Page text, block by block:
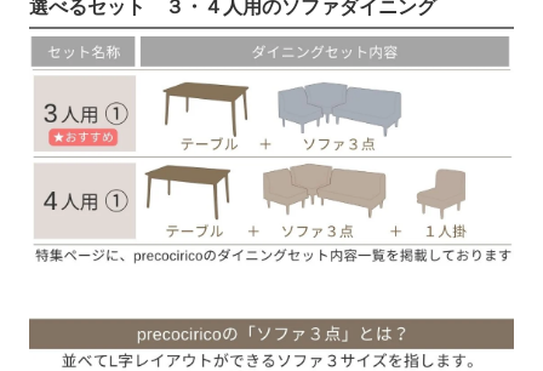
選べるセット ３・４人用のソファダイニング